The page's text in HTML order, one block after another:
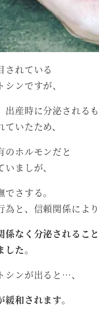
されている
シンですが、
出産時に分泌される
ていたため、
のホルモンだと
いましが、
でさする。
為と、信頼関係によ
係なく分泌されるこ
た。
シンが出ると…、
和されます。